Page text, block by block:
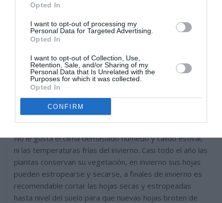
Opted In
I want to opt-out of processing my
Personal Data for Targeted Advertising.
Opted In
I want to opt-out of Collection, Use,
Retention, Sale, and/or Sharing of my
Personal Data that Is Unrelated with the
Purposes for which it was collected.
Opted In
CONFIRM
No le gusta el clima demasiado húmedo y cálido estival,
ni las temperaturas frías del invierno. Casi todo el año las
plantas conservan su vegetación, en invierno sus hojas
pueden estropearse y secarse, a finales de invierno es
recomendable cortar las hojas secas y estropeadas
hasta nivel del suelo para que nuevas hojas broten de